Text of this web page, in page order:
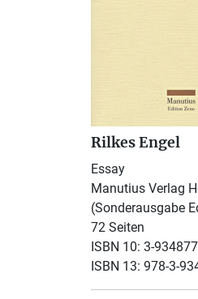
Rilkes Engel
Essay
Manutius Verlag
(Sonderausgabe
72 Seiten
ISBN 10: 3-
ISBN 13: 978-3-